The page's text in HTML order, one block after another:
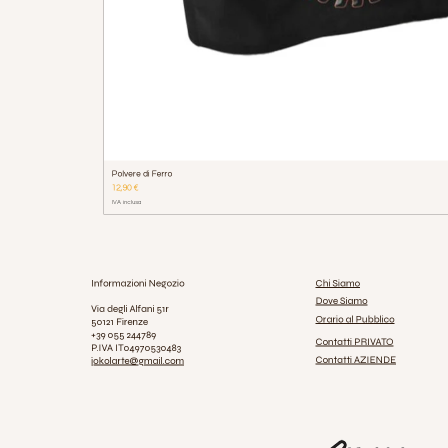
Polvere di Ferro
Prezzo
12,90 €
IVA inclusa
Informazioni Negozio
Via degli Alfani 51r
50121 Firenze
+39 055 244789
P.IVA IT04970530483
jokolarte@gmail.com
Chi Siamo
Dove Siamo
Orario al Pubblico
Contatti PRIVATO
Contatti AZIENDE